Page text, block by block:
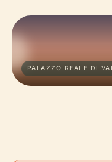
PALAZZO REALE DI